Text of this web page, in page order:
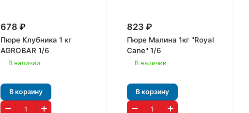
678 ₽
Пюре Клубника 1 кг
AGROBAR 1/6
В наличии
В корзину
823 ₽
Пюре Малина 1кг "Royal
Cane" 1/6
В наличии
В корзину